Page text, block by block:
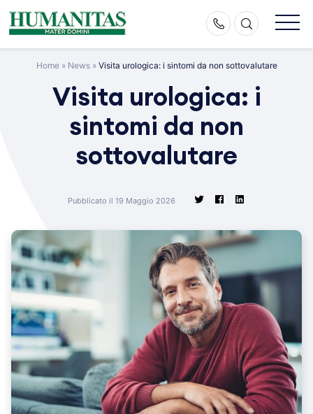
Skip
to
Home» News» Visita urologica: i sintomi da non sottovalutare
Visita urologica: i
sintomi da non
sottovalutare
Pubblicato il 19 Maggio 2026